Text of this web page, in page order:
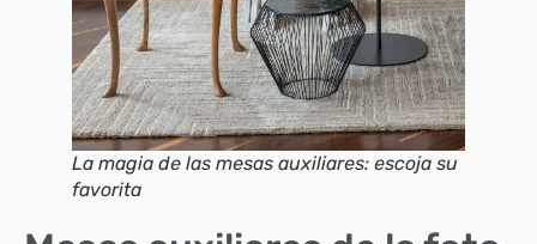
La magia de las mesas auxiliares: escoja su
favorita